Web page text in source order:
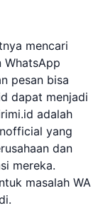
mencari
WhatsApp
pesan bisa
dapat menjadi
adalah
yang
dan
mereka.
masalah WA